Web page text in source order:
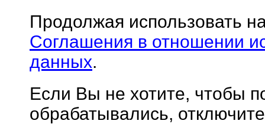
Продолжая использовать
Соглашения в отношении
данных.
Если Вы не хотите, чтобы
обрабатывались,